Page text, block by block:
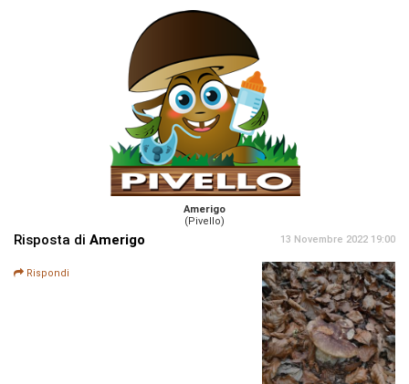
Amerigo
(Pivello)
Risposta di Amerigo 13 Novembre 2022 19:00
Rispondi